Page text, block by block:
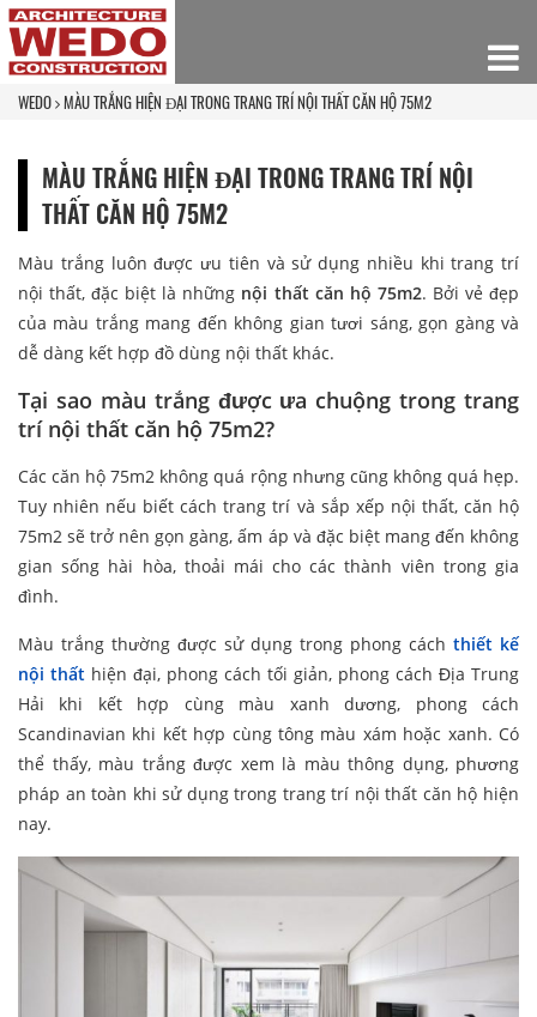
WEDO MÀU TRẮNG HIỆN ĐẠI TRONG TRANG TRÍ NỘI THẤT CĂN HỘ 75M2
MÀU TRẮNG HIỆN ĐẠI TRONG TRANG TRÍ NỘI
THẤT CĂN HỘ 75M2
Màu trắng luôn được ưu tiên và sử dụng nhiều khi trang trí
nội thất, đặc biệt là những nội thất căn hộ 75m2. Bởi vẻ đẹp
của màu trắng mang đến không gian tươi sáng, gọn gàng và
dễ dàng kết hợp đồ dùng nội thất khác.
Tại sao màu trắng được ưa chuộng trong trang
trí nội thất căn hộ 75m2?
Các căn hộ 75m2 không quá rộng nhưng cũng không quá hẹp.
Tuy nhiên nếu biết cách trang trí và sắp xếp nội thất, căn hộ
75m2 sẽ trở nên gọn gàng, ấm áp và đặc biệt mang đến không
gian sống hài hòa, thoải mái cho các thành viên trong gia
đình.
Màu trắng thường được sử dụng trong phong cách thiết kế
nội thất hiện đại, phong cách tối giản, phong cách Địa Trung
Hải khi kết hợp cùng màu xanh dương, phong cách
Scandinavian khi kết hợp cùng tông màu xám hoặc xanh. Có
thể thấy, màu trắng được xem là màu thông dụng, phương
pháp an toàn khi sử dụng trong trang trí nội thất căn hộ hiện
nay.